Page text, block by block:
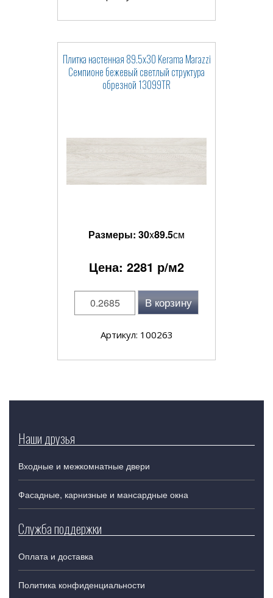
Плитка настенная 89.5x30 Kerama Marazzi
Семпионе бежевый светлый структура
обрезной 13099TR
Размеры: 30x89.5см
Цена: 2281 р/м2
В корзину
Артикул: 100263
Наши друзья
Входные и межкомнатные двери
Фасадные, карнизные и мансардные окна
Служба поддержки
Оплата и доставка
Политика конфиденциальности